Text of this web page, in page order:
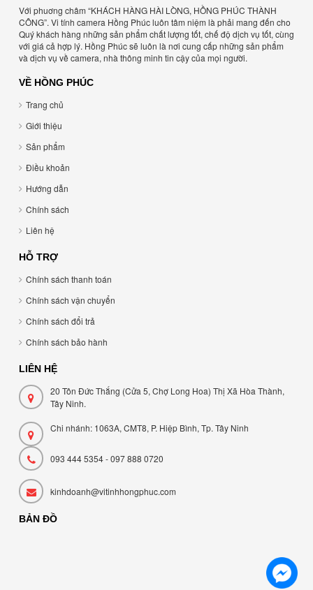
Với phuơng châm “KHÁCH HÀNG HÀI LÒNG, HỒNG PHÚC THÀNH
CÔNG”. Vi tính camera Hồng Phúc luôn tâm niệm là phải mang đến cho
Quý khách hàng những sản phẩm chất lượng tốt, chế độ dịch vụ tốt, cùng
với giá cả hợp lý. Hồng Phúc sẽ luôn là nơi cung cấp những sản phẩm
và dịch vụ về camera, nhà thông minh tin cậy của mọi người.
VỀ HỒNG PHÚC
Trang chủ
Giới thiệu
Sản phẩm
Điều khoản
Hướng dẫn
Chính sách
Liên hệ
HỖ TRỢ
Chính sách thanh toán
Chính sách vận chuyển
Chính sách đổi trả
Chính sách bảo hành
LIÊN HỆ
20 Tôn Đức Thắng (Cửa 5, Chợ Long Hoa) Thị Xã Hòa Thành,
Tây Ninh.
Chi nhánh: 1063A, CMT8, P. Hiệp Bình, Tp. Tây Ninh
093 444 5354 - 097 888 0720
kinhdoanh@vitinhhongphuc.com
BẢN ĐỒ